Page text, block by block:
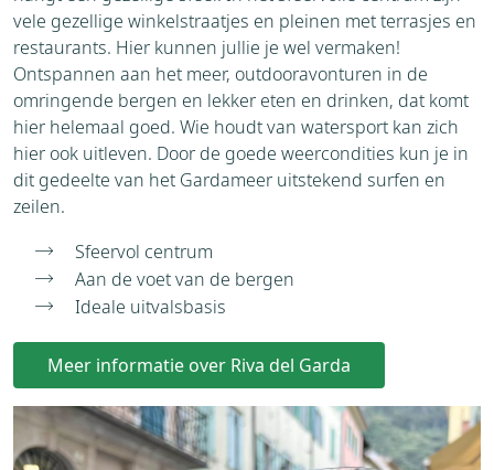
vele gezellige winkelstraatjes en pleinen met terrasjes en
restaurants. Hier kunnen jullie je wel vermaken!
Ontspannen aan het meer, outdooravonturen in de
omringende bergen en lekker eten en drinken, dat komt
hier helemaal goed. Wie houdt van watersport kan zich
hier ook uitleven. Door de goede weercondities kun je in
dit gedeelte van het Gardameer uitstekend surfen en
zeilen.
Sfeervol centrum
Aan de voet van de bergen
Ideale uitvalsbasis
Meer informatie over Riva del Garda